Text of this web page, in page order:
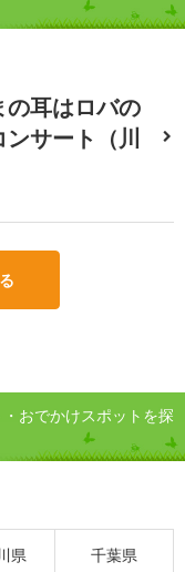
の耳はロバの
サート（川
おでかけスポットを探
県 千葉県